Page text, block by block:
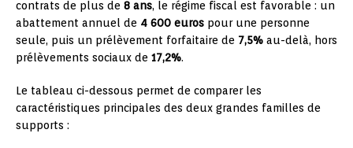
contrats de plus de 8 ans, le régime fiscal est favorable : un
abattement annuel de 4 600 euros pour une personne
seule, puis un prélèvement forfaitaire de 7,5% au-delà, hors
prélèvements sociaux de 17,2%.
Le tableau ci-dessous permet de comparer les
caractéristiques principales des deux grandes familles de
supports :